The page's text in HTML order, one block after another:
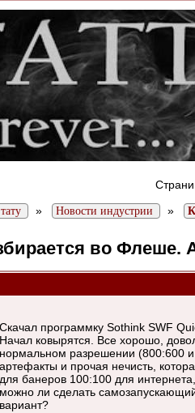
» Новости индустрии »
во Флеше.
Скачал программку Sothink SWF
Начал ковырятся. Все хорошо,
нормальном разрешении (800:600
артефакты и прочая нечисть,
для банеров 100:100 для
можно ли сделать
вариант?